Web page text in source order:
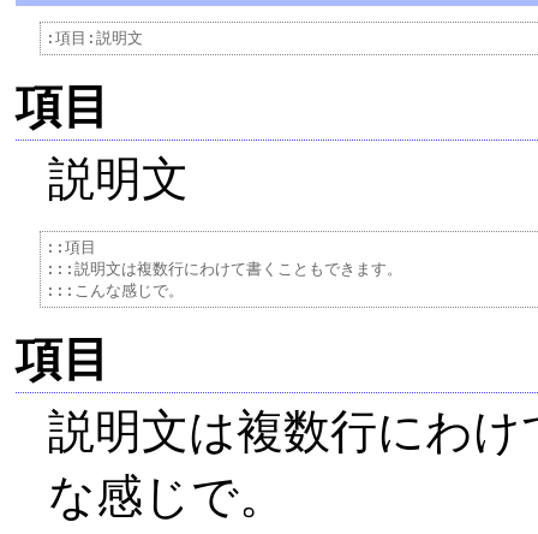
項目
説明文
::項目
:::説明文は複数行にわけて書くこともできます。
項目
説明文は複数行にわ
な感じで。